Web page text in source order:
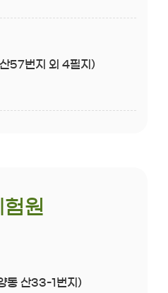
57번지 외 4필지)
원
동 산33-1번지)